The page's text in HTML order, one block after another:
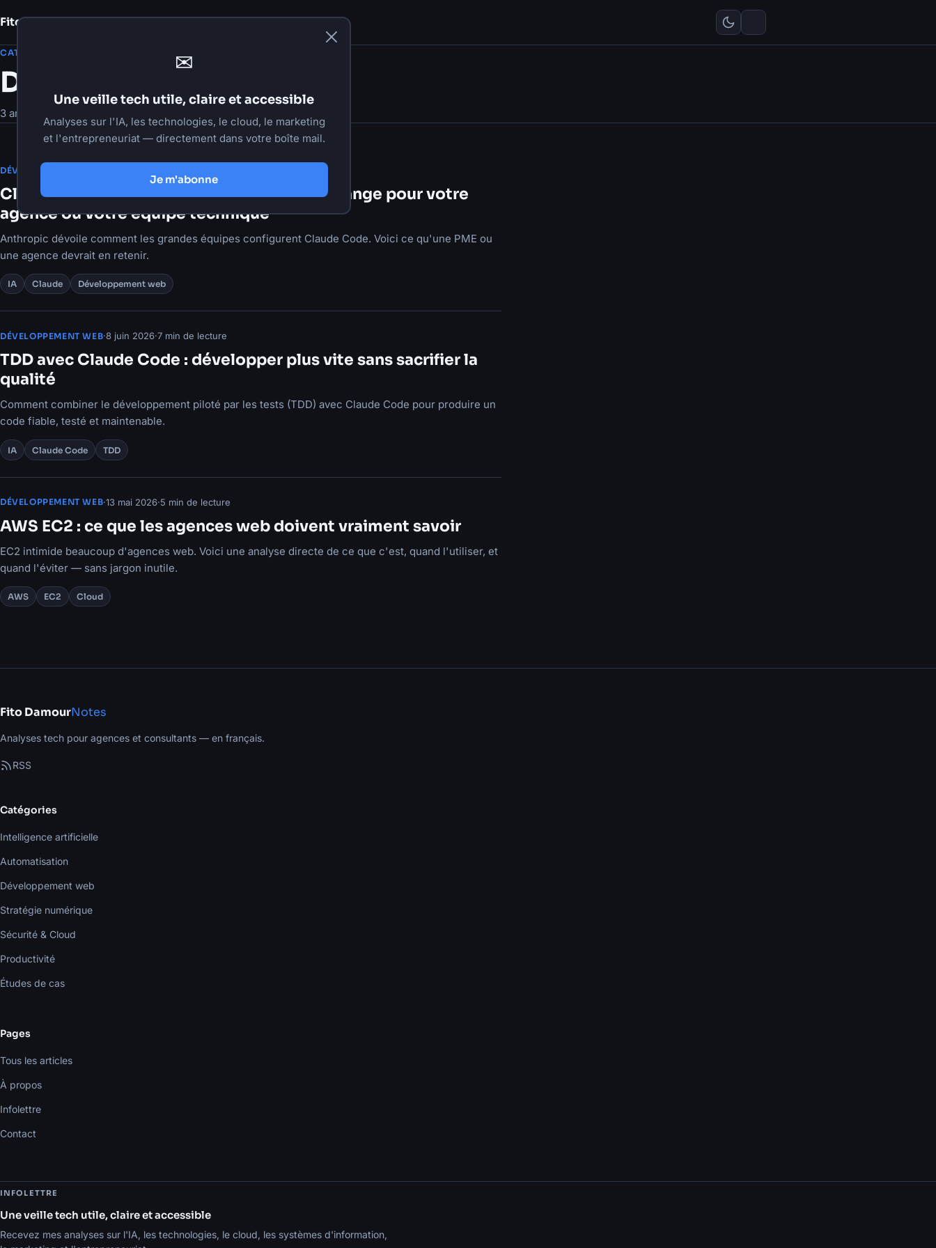
Fito DamourNotes
CATÉGORIE
Développement web
3 articles
DÉVELOPPEMENT WEB
Claude Code à grande échelle : ce que ça change pour votre
agence ou votre équipe technique
Anthropic dévoile comment les grandes équipes configurent Claude Code. Voici ce qu'une PME ou
une agence devrait en retenir.
IA Claude Développement web
DÉVELOPPEMENT WEB·8 juin 2026·7 min de lecture
TDD avec Claude Code : développer plus vite sans sacrifier la
qualité
Comment combiner le développement piloté par les tests (TDD) avec Claude Code pour produire un
code fiable, testé et maintenable.
IA Claude Code TDD
DÉVELOPPEMENT WEB·13 mai 2026·5 min de lecture
AWS EC2 : ce que les agences web doivent vraiment savoir
EC2 intimide beaucoup d'agences web. Voici une analyse directe de ce que c'est, quand l'utiliser, et
quand l'éviter — sans jargon inutile.
AWS EC2 Cloud
Fito DamourNotes
Analyses tech pour agences et consultants — en français.
RSS
Catégories
Intelligence artificielle
Automatisation
Développement web
Stratégie numérique
Sécurité & Cloud
Productivité
Études de cas
Pages
Tous les articles
À propos
Infolettre
Contact
INFOLETTRE
Une veille tech utile, claire et accessible
Recevez mes analyses sur l'IA, les technologies, le cloud, les systèmes d'information,
✉
Une veille tech utile, claire et accessible
Analyses sur l'IA, les technologies, le cloud, le marketing
et l'entrepreneuriat — directement dans votre boîte mail.
Je m'abonne